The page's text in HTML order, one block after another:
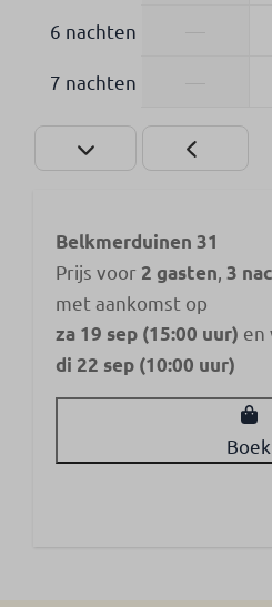
6 nachten
7 nachten
Belkmerduinen 31
Prijs voor 2 gasten 3
met aankomst op
za 19 sep (15:00 uur) en
di 22 sep (10:00 uur)
Boek